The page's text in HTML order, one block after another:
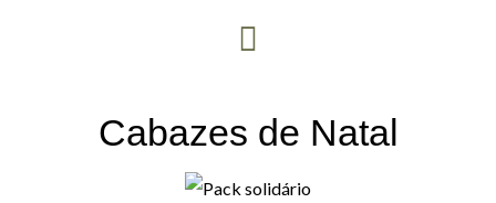
Cabazes de Natal